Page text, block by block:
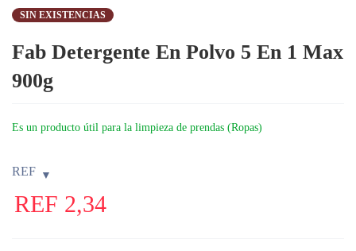
SIN EXISTENCIAS
Fab Detergente En Polvo 5 En 1 Max
900g
Es un producto útil para la limpieza de prendas (Ropas)
REF
REF 2,34